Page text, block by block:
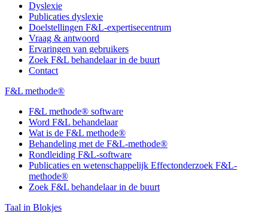
Dyslexie
Publicaties dyslexie
Doelstellingen F&L-expertisecentrum
Vraag & antwoord
Ervaringen van gebruikers
Zoek F&L behandelaar in de buurt
Contact
F&L methode®
F&L methode® software
Word F&L behandelaar
Wat is de F&L methode®
Behandeling met de F&L-methode®
Rondleiding F&L-software
Publicaties en wetenschappelijk Effectonderzoek F&L-
methode®
Zoek F&L behandelaar in de buurt
Taal in Blokjes